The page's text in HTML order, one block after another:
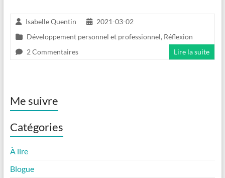
Isabelle Quentin
2021-03-02
Développement personnel et professionnel, Réflexion
2 Commentaires
Lire la suite
Me suivre
Catégories
À lire
Blogue